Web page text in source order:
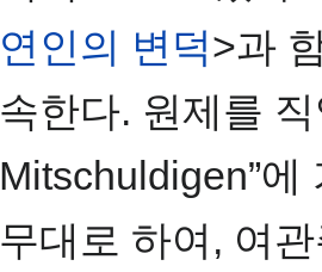
연인의 변덕>과
속한다. 원제를
Mitschuldigen”
무대로 하여, 여